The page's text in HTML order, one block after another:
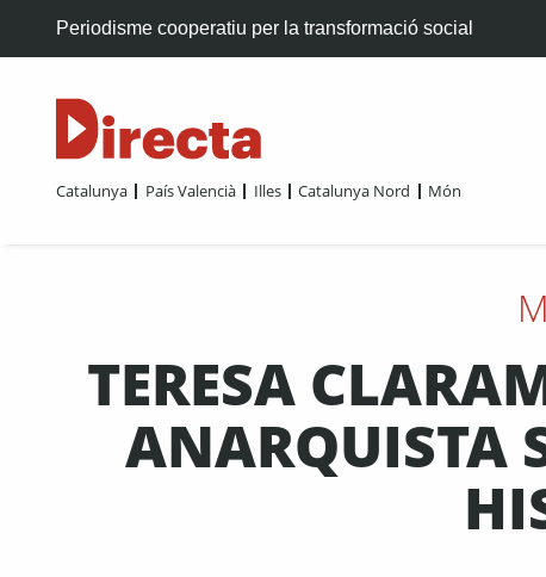
Periodisme cooperatiu per la transformació social
Catalunya País Valencià Illes Catalunya Nord Món
TERESA
ANARQUISTA